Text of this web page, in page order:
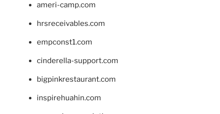
ameri-camp.com
hrsreceivables.com
empconst1.com
cinderella-support.com
bigpinkrestaurant.com
inspirehuahin.com